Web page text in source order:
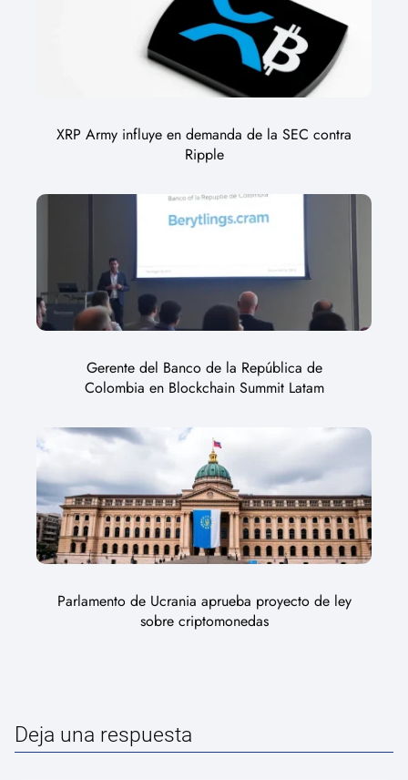
XRP Army influye en demanda de la SEC contra
Ripple
Gerente del Banco de la República de
Colombia en Blockchain Summit Latam
Parlamento de Ucrania aprueba proyecto de ley
sobre criptomonedas
Deja una respuesta